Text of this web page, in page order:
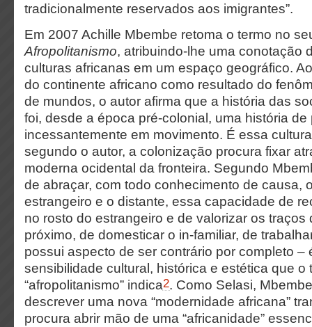
tradicionalmente reservados aos imigrantes”.
Em 2007 Achille Mbembe retoma o termo no
Afropolitanismo, atribuindo-lhe uma conotação
culturas africanas em um espaço geográfico.
do continente africano como resultado do
de mundos, o autor afirma que a história das
foi, desde a época pré-colonial, uma história de
incessantemente em movimento. É essa
segundo o autor, a colonização procura fixar
moderna ocidental da fronteira. Segundo
de abraçar, com todo conhecimento de causa,
estrangeiro e o distante, essa capacidade de
no rosto do estrangeiro e de valorizar os traços
próximo, de domesticar o in-familiar, de
possui aspecto de ser contrário por completo –
sensibilidade cultural, histórica e estética que o
“afropolitanismo” indica2. Como Selasi,
descrever uma nova “modernidade africana”
procura abrir mão de uma “africanidade”